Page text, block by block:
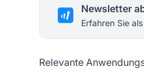
Newsletter
Erfahren Sie
Relevante